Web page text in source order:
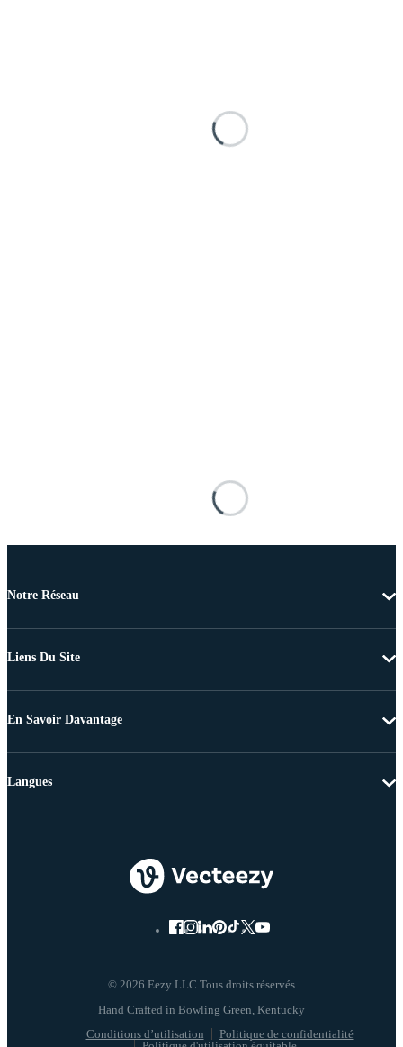
Notre Réseau
Liens Du Site
En Savoir Davantage
© 2026 Eezy LLC Tous droits réservés
Conditions d’utilisation
Politique de confidentialité
Langues